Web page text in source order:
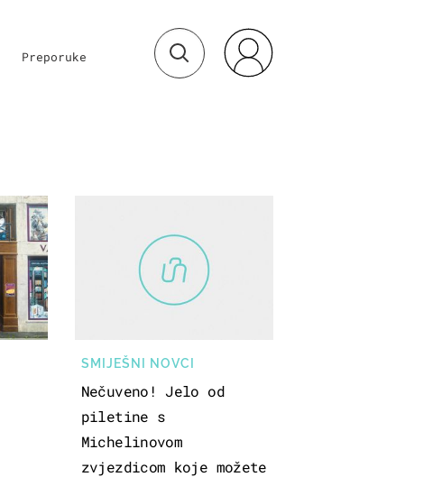
Preporuke
SMIJEŠNI NOVCI
Nečuveno! Jelo od
piletine s
Michelinovom
zvjezdicom koje možete